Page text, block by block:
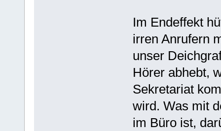
Im Endeffekt
irren Anrufern
unser
Hörer abhebt,
Sekretariat
wird. Was mit
im Büro ist,